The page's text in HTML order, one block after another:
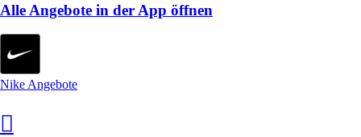
Alle Angebote in der App öffnen
Nike Angebote